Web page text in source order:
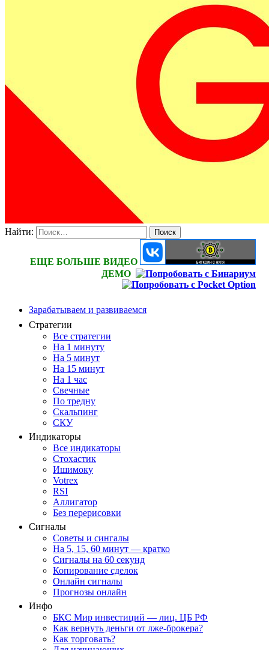
Найти:
ЕЩЕ БОЛЬШЕ ВИДЕО
ДЕМО
Зарабатываем и развиваемся
Стратегии
Все стратегии
На 1 минуту
На 5 минут
На 15 минут
На 1 час
Свечные
По тредну
Скальпинг
СКУ
Индикаторы
Все индикаторы
Стохастик
Ишимоку
Votrex
RSI
Аллигатор
Без перерисовки
Сигналы
Советы и сингалы
На 5, 15, 60 минут — кратко
Сигналы на 60 секунд
Копирование сделок
Онлайн сигналы
Прогнозы онлайн
Инфо
БКС Мир инвестиций — лиц. ЦБ РФ
Как вернуть деньги от лже-брокера?
Как торговать?